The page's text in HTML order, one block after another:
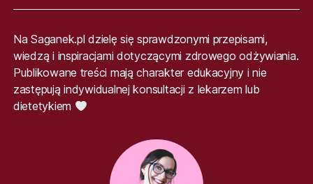
Na Saganek.pl dzielę się sprawdzonymi przepisami,
wiedzą i inspiracjami dotyczącymi zdrowego odżywiania.
Publikowane treści mają charakter edukacyjny i nie
zastępują indywidualnej konsultacji z lekarzem lub
dietetykiem